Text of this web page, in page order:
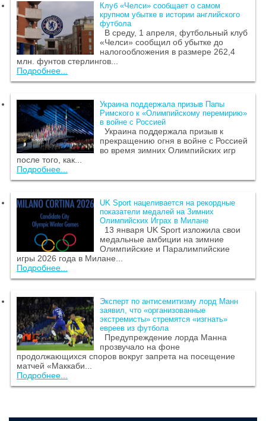
Клуб «Челси» сообщает о самом
крупном убытке в истории английского
футбола
В среду, 1 апреля, футбольный клуб
«Челси» сообщил об убытке до
налогообложения в размере 262,4
млн. фунтов стерлингов...
Подробнее...
Украина поддержала призыв Папы
Римского к «Олимпийскому перемирию»
в войне с Россией
Украина поддержала призыв к
прекращению огня в войне с Россией
во время зимних Олимпийских игр
после того, как...
Подробнее...
UK Sport нацеливается на рекордные
показатели медалей на Зимних
Олимпийских Играх в Милане
13 января UK Sport изложила свои
медальные амбиции на зимние
Олимпийские и Паралимпийские
игры 2026 года в Милане...
Подробнее...
Эксперт по антисемитизму лорд Манн
заявил, что «организованные
экстремисты» стремятся «изгнать»
евреев из футбола
Предупреждение лорда Манна
прозвучало на фоне
продолжающихся споров вокруг запрета на посещение
матчей «Маккаби...
Подробнее...